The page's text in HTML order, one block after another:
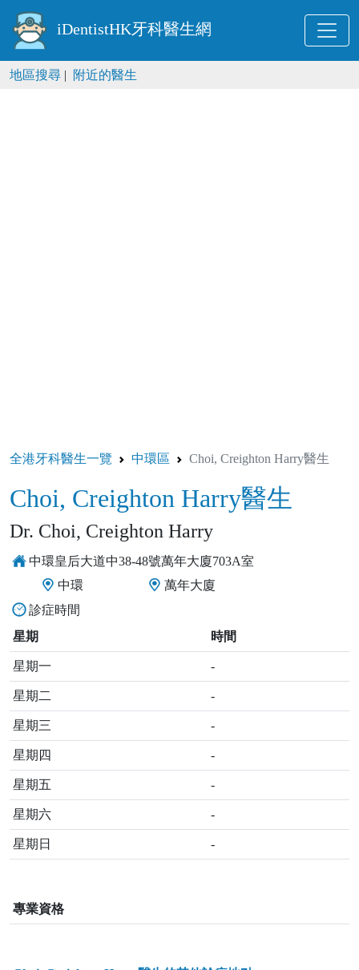
iDentistHK牙科醫生網
地區搜尋 | 附近的醫生
全港牙科醫生一覽 中環區 Choi, Creighton Harry醫生
Choi, Creighton Harry醫生
Dr. Choi, Creighton Harry
中環皇后大道中38-48號萬年大廈703A室
中環
萬年大廈
診症時間
星期
時間
星期一 -
星期二 -
星期三 -
星期四 -
星期五 -
星期六 -
星期日 -
專業資格